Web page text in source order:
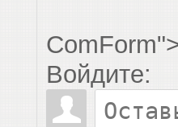
Войдите: